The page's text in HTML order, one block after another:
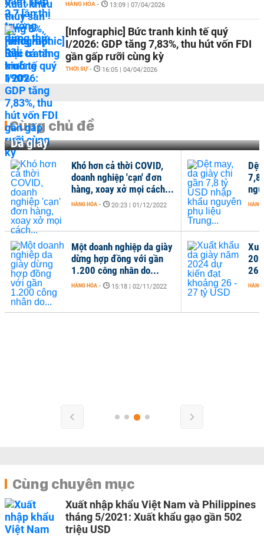
HÀNG HÓA - 13:09 | 07/04/2026
[Infographic] Bức tranh kinh tế quý
I/2026: GDP tăng 7,83%, thu hút vốn FDI
gần gấp rưỡi cùng kỳ
THỜI SỰ - 16:05 | 04/04/2026
Cùng chủ đề
Da giày
26
HÀNG
Khó hơn cả thời COVID,
doanh nghiệp 'cạn' đơn
hàng, xoay xở mọi cách...
HÀNG HÓA - 20:23 | 01/12/2022
Một doanh nghiệp da giày
dừng hợp đồng với gần
1.200 công nhân do...
HÀNG HÓA - 15:18 | 02/11/2022
7,8
HÀNG
Cùng chuyên mục
Xuất nhập khẩu Việt Nam và Philippines
tháng 5/2021: Xuất khẩu gạo gần 502
triệu USD